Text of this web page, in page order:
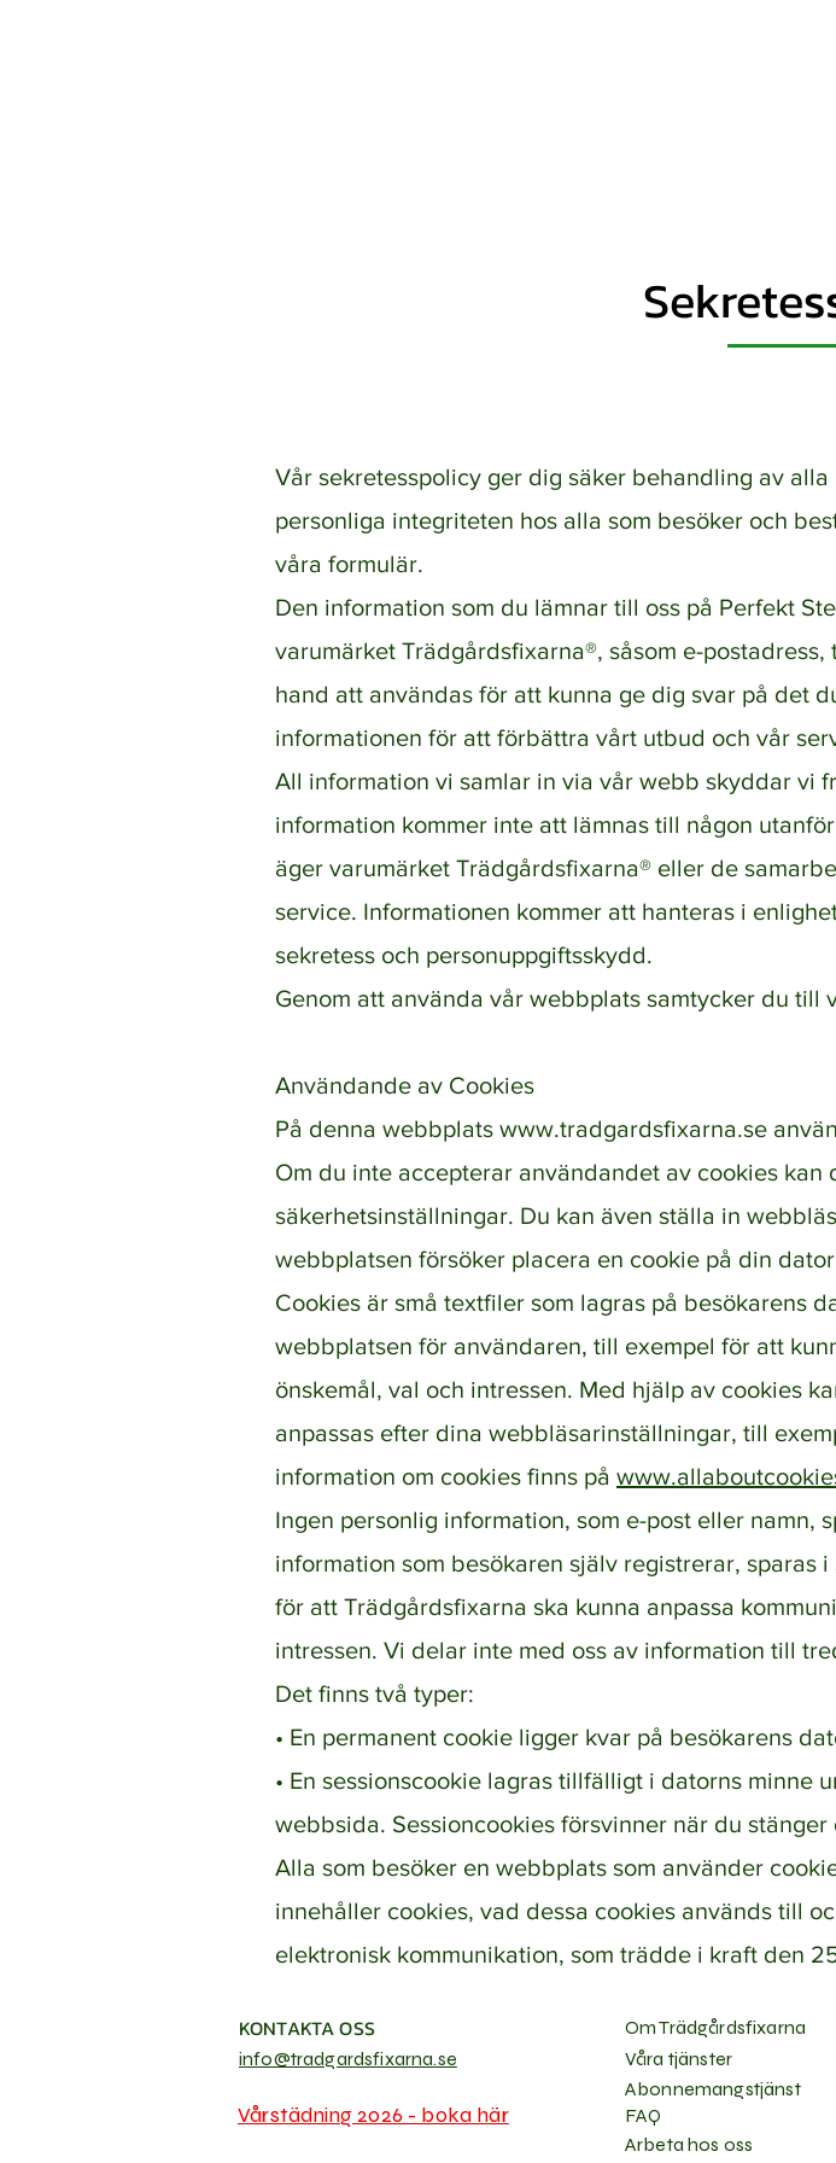
Vår sekretesspolicy ger dig säker behandling av
personliga integriteten hos alla som besöker och
våra formulär.
Den information som du lämnar till oss på Perfekt
varumärket Trädgårdsfixarna®, såsom e-
hand att användas för att kunna ge dig svar på det
informationen för att förbättra vårt utbud och vår
All information vi samlar in via vår webb skyddar vi
information kommer inte att lämnas till någon
äger varumärket Trädgårdsfixarna® eller de
service. Informationen kommer att hanteras i
sekretess och personuppgiftsskydd.
Genom att använda vår webbplats samtycker du till
Användande av Cookies
På denna webbplats www.tradgardsfixarna.se
Om du inte accepterar användandet av cookies
säkerhetsinställningar. Du kan även ställa in
webbplatsen försöker placera en cookie på din
Cookies är små textfiler som lagras på besökarens
webbplatsen för användaren, till exempel för att
önskemål, val och intressen. Med hjälp av cookies
anpassas efter dina webbläsarinställningar, till
information om cookies finns på
Ingen personlig information, som e-post eller namn,
information som besökaren själv registrerar, sparas
för att Trädgårdsfixarna ska kunna anpassa
intressen. Vi delar inte med oss av information till
Det finns två typer:
• En permanent cookie ligger kvar på besökarens
• En sessionscookie lagras tillfälligt i datorns minne
webbsida. Sessioncookies försvinner när du
Alla som besöker en webbplats som använder
innehåller cookies, vad dessa cookies används till
elektronisk kommunikation, som trädde i kraft den
KONTAKTA OSS
info@tradgardsfixarna.se
Vårstädning 2026 - boka här
Om Trädgårdsfixarna
Våra tjänster
Abonnemangstjänst
FAQ
Arbeta hos oss